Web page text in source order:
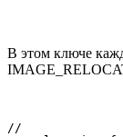
В этом ключе
//